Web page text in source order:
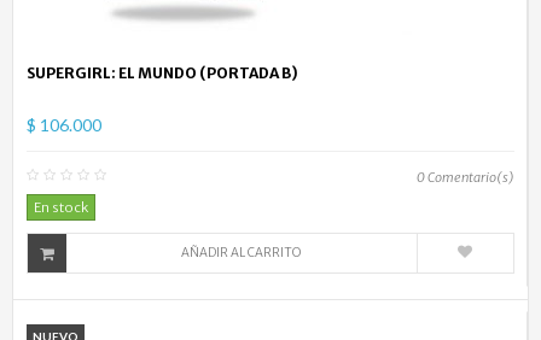
SUPERGIRL: EL MUNDO (PORTADA B)
$ 106.000
0Comentario(s)
En stock
AÑADIR AL CARRITO
NUEVO